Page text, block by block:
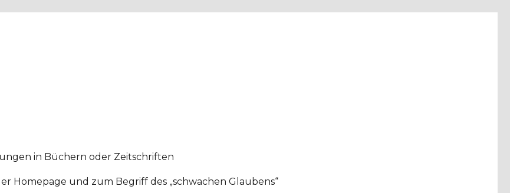
in Büchern oder Zeitschriften
Homepage und zum Begriff des „schwachen Glaubens“